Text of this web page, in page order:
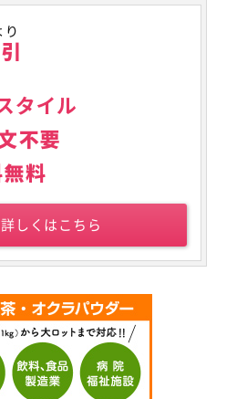
詳しくはこちら